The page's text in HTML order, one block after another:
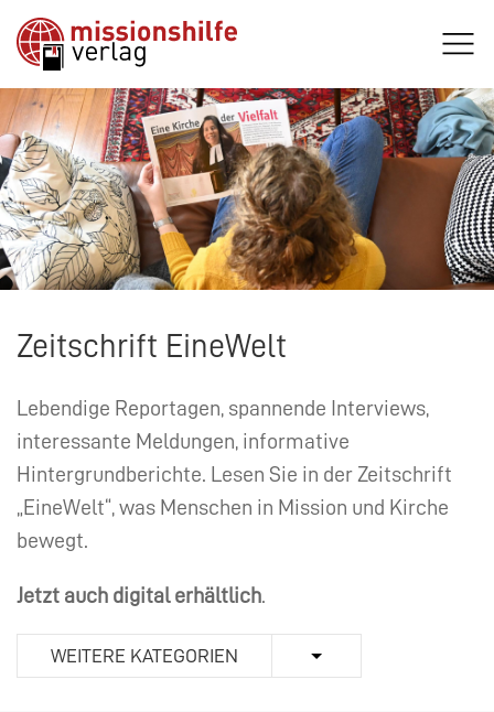
Zeitschrift EineWelt
Lebendige Reportagen, spannende Interviews,
interessante Meldungen, informative
Hintergrundberichte. Lesen Sie in der Zeitschrift
„EineWelt“, was Menschen in Mission und Kirche
bewegt.
Jetzt auch digital erhältlich
WEITERE KATEGORIEN